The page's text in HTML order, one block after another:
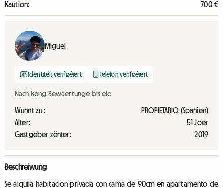
Kaution:
700 €
Miguel
Identitéit verifizéiert Telefon verifizéiert
Nach keng Bewäertunge bis elo
Wunnt zu :
PROPIETARIO (Spanien)
Alter:
51 Joer
Gastgeber zënter:
2019
Beschreiwung
Se alquila habitacion privada con cama de 90cm en apartamento de